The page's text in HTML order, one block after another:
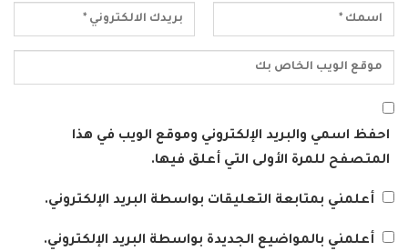
احفظ اسمي والبريد الإلكتروني وموقع الويب في هذا
المتصفح للمرة الأولى التي أعلق فيها.
أعلمني بمتابعة التعليقات بواسطة البريد الإلكتروني.
أعلمني بالمواضيع الجديدة بواسطة البريد الإلكتروني.